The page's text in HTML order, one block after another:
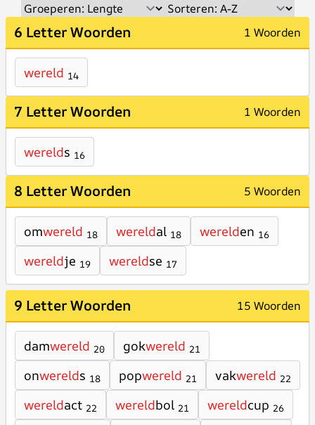
6 Letter Woorden 1 Woorden
wereld 14
7 Letter Woorden 1 Woorden
werelds 16
8 Letter Woorden 5 Woorden
omwereld 18 wereldal 18 werelden 16
wereldje 19 wereldse 17
9 Letter Woorden 15 Woorden
damwereld 20 gokwereld 21
onwerelds 18 popwereld 21 vakwereld 22
wereldact 22 wereldbol 21 wereldcup 26